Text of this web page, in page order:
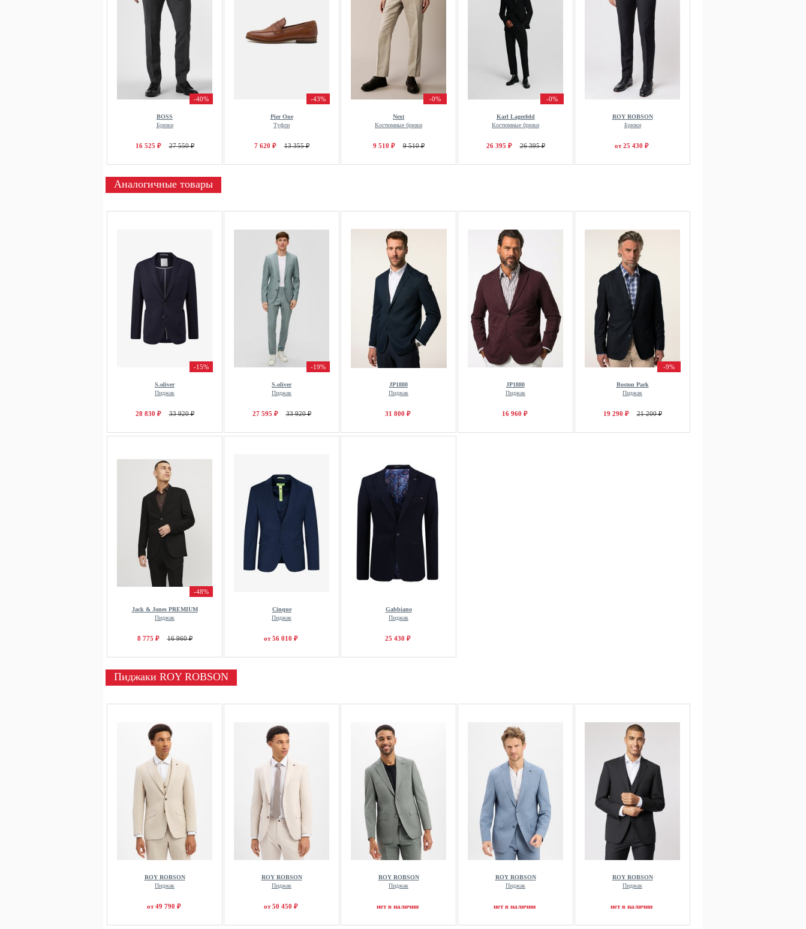
-40%
BOSS
Брюки
16 525 ₽ 27 550 ₽
-43%
Pier One
Туфли
7 620 ₽ 13 355 ₽
-0%
Next
Костюмные брюки
9 510 ₽ 9 510 ₽
-0%
Karl Lagerfeld
Костюмные брюки
26 395 ₽ 26 395 ₽
ROY ROBSON
Брюки
от 25 430 ₽
Аналогичные товары
-15%
S.oliver
Пиджак
28 830 ₽ 33 920 ₽
-19%
S.oliver
Пиджак
27 595 ₽ 33 920 ₽
JP1880
Пиджак
31 800 ₽
JP1880
Пиджак
16 960 ₽
-9%
Boston Park
Пиджак
19 290 ₽ 21 200 ₽
-48%
Jack & Jones PREMIUM
Пиджак
8 775 ₽ 16 960 ₽
Cinque
Пиджак
от 56 010 ₽
Gabbiano
Пиджак
25 430 ₽
Пиджаки ROY ROBSON
ROY ROBSON
Пиджак
от 49 790 ₽
ROY ROBSON
Пиджак
от 50 450 ₽
ROY ROBSON
Пиджак
нет в наличии
ROY ROBSON
Пиджак
нет в наличии
ROY ROBSON
Пиджак
нет в наличии